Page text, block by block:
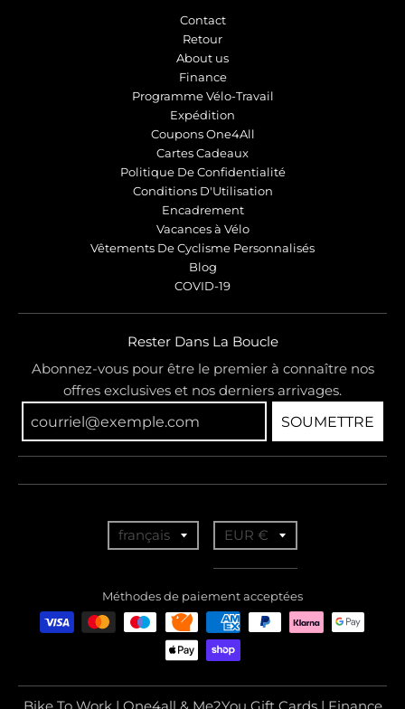
Contact
Retour
About us
Finance
Programme Vélo-Travail
Expédition
Coupons One4All
Cartes Cadeaux
Politique De Confidentialité
Conditions D'Utilisation
Encadrement
Vacances à Vélo
Vêtements De Cyclisme Personnalisés
Blog
COVID-19
Rester Dans La Boucle
Abonnez-vous pour être le premier à connaître nos
offres exclusives et nos derniers arrivages.
SOUMETTRE
a
n
a
français
n
s
l
a
EUR €
Méthodes de paiement acceptées